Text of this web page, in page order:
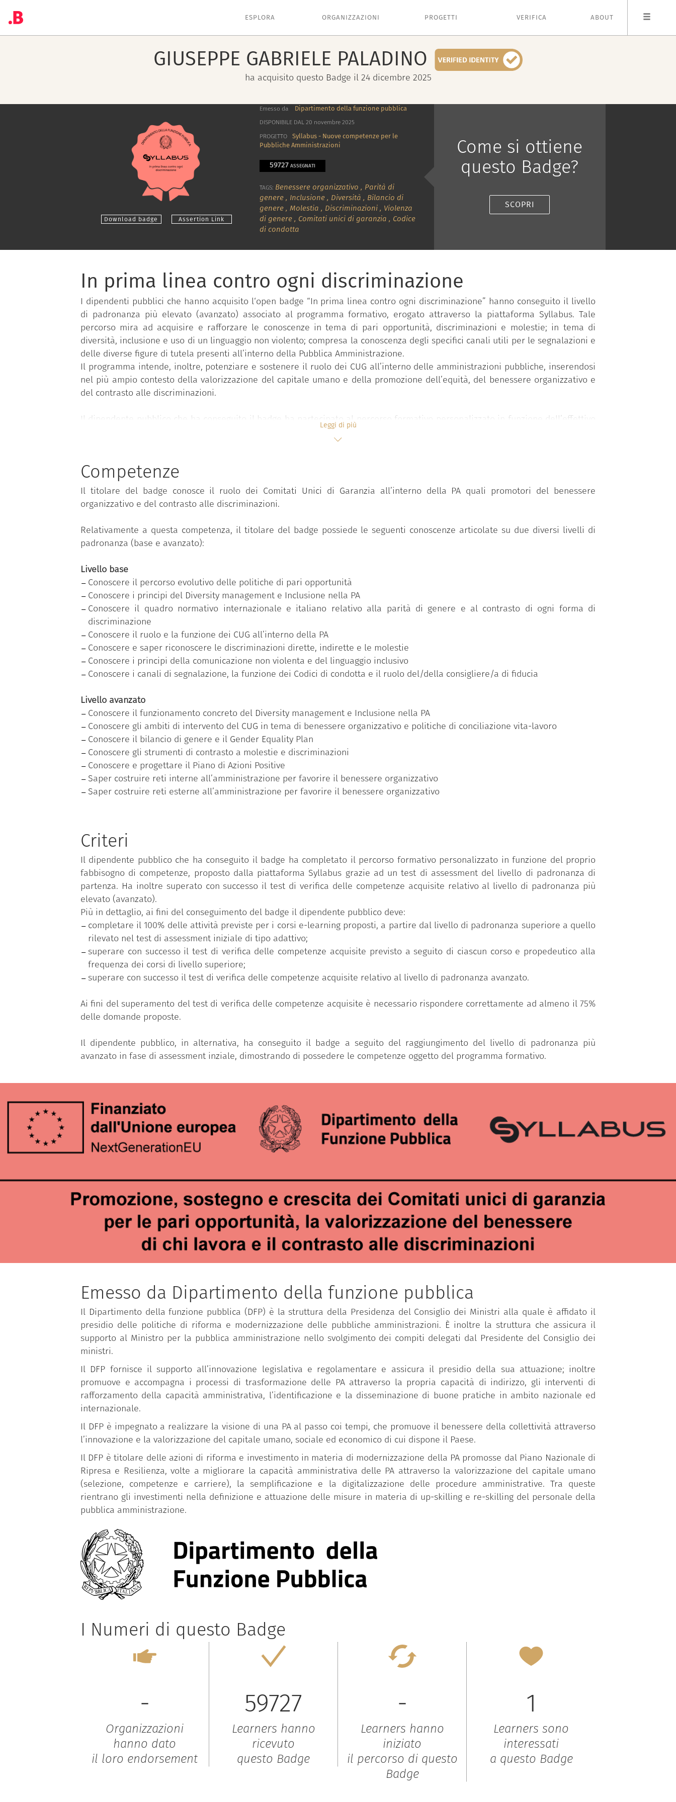
ESPLORA ORGANIZZAZIONI PROGETTI VERIFICA ABOUT
GIUSEPPE GABRIELE PALADINO
ha acquisito questo Badge il 24 dicembre 2025
Download badge Assertion Link
Emesso da Dipartimento della funzione pubblica
DISPONIBILE DAL 20 novembre 2025
PROGETTO
Syllabus - Nuove competenze per le
Pubbliche Amministrazioni
59727 ASSEGNATI
TAGS: Benessere organizzativo , Parità di
genere , Inclusione , Diversità , Bilancio di
genere ,Molestia , Discriminazioni , Violenza
di genere , Comitati unici di garanzia , Codice
di condotta
Come si ottiene
questo Badge?
SCOPRI
In prima linea contro ogni discriminazione
I dipendenti pubblici che hanno acquisito l‘open badge “In prima linea contro ogni discriminazione” hanno conseguito il livello
di padronanza più elevato (avanzato) associato al programma formativo, erogato attraverso la piattaforma Syllabus. Tale
percorso mira ad acquisire e rafforzare le conoscenze in tema di pari opportunità, discriminazioni e molestie; in tema di
diversità, inclusione e uso di un linguaggio non violento; compresa la conoscenza degli specifici canali utili per le segnalazioni e
delle diverse figure di tutela presenti all’interno della Pubblica Amministrazione.
Il programma intende, inoltre, potenziare e sostenere il ruolo dei CUG all’interno delle amministrazioni pubbliche, inserendosi
nel più ampio contesto della valorizzazione del capitale umano e della promozione dell’equità, del benessere organizzativo e
del contrasto alle discriminazioni.
Il dipendente pubblico che ha conseguito il badge ha partecipato al percorso formativo personalizzato in funzione dell’effettivo
fabbisogno di competenze individuale rilevato attraverso un test di assessment iniziale e ha superato con successo il test di
verifica delle competenze acquisite relativo al livello di padronanza più elevato (avanzato).
Il programma è parte delle iniziative formative promosse sulla piattaforma “Syllabus – Nuove competenze per le Pubbliche
Amministrazioni” sul tema dei Principi e valori della PA, che mirano a sviluppare e rafforzare la consapevolezza dei dipendenti
pubblici sull’insieme di principi e valori in grado di favorire quel cambiamento culturale e quella crescita personale che portino
a una sostanziale modifica dei comportamenti nei contesti di lavoro e, di rimando, nella società.
Il programma è stato realizzato da Formez PA con il supporto scientifico della Fondazione Rigel ETS, nell’ambito del progetto
“Rafforzare le competenze per la transizione ecologica e amministrativa e per l’innovazione della PA”, attuato da Formez PA e
finanziato nell’ambito del Piano Nazionale di Ripresa e Resilienza, Missione 1, Componente 1, Investimento 2.3 Competenze:
Competenze e capacità amministrativa – Sub-investimento 2.3.1: Investimenti in istruzione e formazione.
Leggi di più
Competenze
Il titolare del badge conosce il ruolo dei Comitati Unici di Garanzia all’interno della PA quali promotori del benessere
organizzativo e del contrasto alle discriminazioni.
Relativamente a questa competenza, il titolare del badge possiede le seguenti conoscenze articolate su due diversi livelli di
padronanza (base e avanzato):
Livello base
Conoscere il percorso evolutivo delle politiche di pari opportunità
Conoscere i principi del Diversity management e Inclusione nella PA
Conoscere il quadro normativo internazionale e italiano relativo alla parità di genere e al contrasto di ogni forma di
discriminazione
Conoscere il ruolo e la funzione dei CUG all’interno della PA
Conoscere e saper riconoscere le discriminazioni dirette, indirette e le molestie
Conoscere i principi della comunicazione non violenta e del linguaggio inclusivo
Conoscere i canali di segnalazione, la funzione dei Codici di condotta e il ruolo del/della consigliere/a di fiducia
Livello avanzato
Conoscere il funzionamento concreto del Diversity management e Inclusione nella PA
Conoscere gli ambiti di intervento del CUG in tema di benessere organizzativo e politiche di conciliazione vita-lavoro
Conoscere il bilancio di genere e il Gender Equality Plan
Conoscere gli strumenti di contrasto a molestie e discriminazioni
Conoscere e progettare il Piano di Azioni Positive
Saper costruire reti interne all’amministrazione per favorire il benessere organizzativo
Saper costruire reti esterne all’amministrazione per favorire il benessere organizzativo
Criteri
Il dipendente pubblico che ha conseguito il badge ha completato il percorso formativo personalizzato in funzione del proprio
fabbisogno di competenze, proposto dalla piattaforma Syllabus grazie ad un test di assessment del livello di padronanza di
partenza. Ha inoltre superato con successo il test di verifica delle competenze acquisite relativo al livello di padronanza più
elevato (avanzato).
Più in dettaglio, ai fini del conseguimento del badge il dipendente pubblico deve:
completare il 100% delle attività previste per i corsi e-learning proposti, a partire dal livello di padronanza superiore a quello
rilevato nel test di assessment iniziale di tipo adattivo;
superare con successo il test di verifica delle competenze acquisite previsto a seguito di ciascun corso e propedeutico alla
frequenza dei corsi di livello superiore;
superare con successo il test di verifica delle competenze acquisite relativo al livello di padronanza avanzato.
Ai fini del superamento del test di verifica delle competenze acquisite è necessario rispondere correttamente ad almeno il 75%
delle domande proposte.
Il dipendente pubblico, in alternativa, ha conseguito il badge a seguito del raggiungimento del livello di padronanza più
avanzato in fase di assessment inziale, dimostrando di possedere le competenze oggetto del programma formativo.
Emesso da Dipartimento della funzione pubblica
Il Dipartimento della funzione pubblica (DFP) è la struttura della Presidenza del Consiglio dei Ministri alla quale è affidato il
presidio delle politiche di riforma e modernizzazione delle pubbliche amministrazioni. È inoltre la struttura che assicura il
supporto al Ministro per la pubblica amministrazione nello svolgimento dei compiti delegati dal Presidente del Consiglio dei
ministri.
Il DFP fornisce il supporto all’innovazione legislativa e regolamentare e assicura il presidio della sua attuazione; inoltre
promuove e accompagna i processi di trasformazione delle PA attraverso la propria capacità di indirizzo, gli interventi di
rafforzamento della capacità amministrativa, l’identificazione e la disseminazione di buone pratiche in ambito nazionale ed
internazionale.
Il DFP è impegnato a realizzare la visione di una PA al passo coi tempi, che promuove il benessere della collettività attraverso
l’innovazione e la valorizzazione del capitale umano, sociale ed economico di cui dispone il Paese.
Il DFP è titolare delle azioni di riforma e investimento in materia di modernizzazione della PA promosse dal Piano Nazionale di
Ripresa e Resilienza, volte a migliorare la capacità amministrativa delle PA attraverso la valorizzazione del capitale umano
(selezione, competenze e carriere), la semplificazione e la digitalizzazione delle procedure amministrative. Tra queste
rientrano gli investimenti nella definizione e attuazione delle misure in materia di up-skilling e re-skilling del personale della
pubblica amministrazione.
I Numeri di questo Badge
-
Organizzazioni
hanno dato
il loro endorsement
59727
Learners hanno
ricevuto
questo Badge
-
Learners hanno
iniziato
il percorso di questo
Badge
1
Learners sono
interessati
a questo Badge